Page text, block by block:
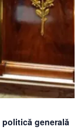
generală